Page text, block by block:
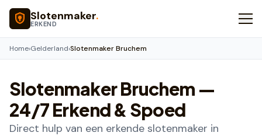
Naar hoofdinhoud
Slotenmaker.
ERKEND
Home›Gelderland›Slotenmaker Bruchem
SlotenmakerBruchem —
24/7 Erkend & Spoed
Direct hulp van een erkende slotenmaker in